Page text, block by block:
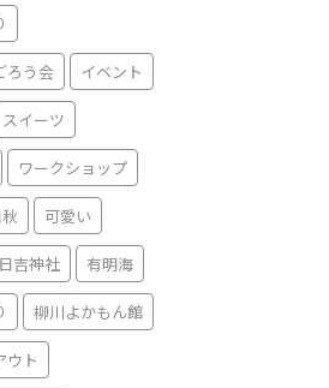
ろう会 イベント
スイーツ
ワークショップ
可愛い
日吉神社 有明海
柳川よかもん館
ウト